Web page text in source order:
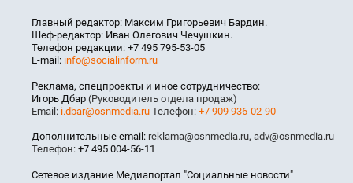
Главный редактор: Максим Григорьевич Бардин.
Шеф-редактор: Иван Олегович Чечушкин.
Телефон редакции: +7 495 795-53-05
E-mail: info@socialinform.ru
Реклама, спецпроекты и иное сотрудничество:
Игорь Дбар (Руководитель отдела продаж)
Email: i.dbar@osnmedia.ru Телефон: +7 909 936-02-90
Дополнительные email: reklama@osnmedia.ru, adv@osnmedia.ru
Телефон: +7 495 004-56-11
Сетевое издание Медиапортал "Социальные новости"